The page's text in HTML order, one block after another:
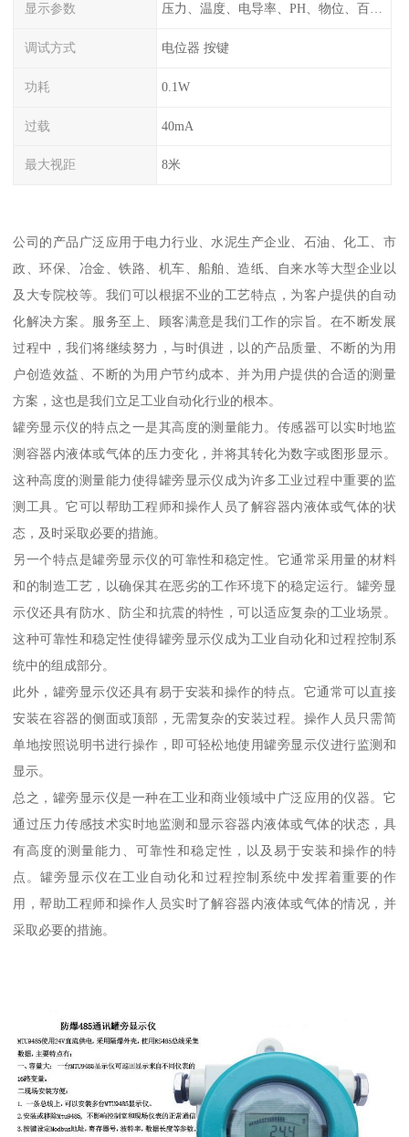
显示参数 压力、温度、电导率、PH、物位、百分比率
调试方式 电位器 按键
功耗 0.1W
过载 40mA
最大视距 8米
公司的产品广泛应用于电力行业、水泥生产企业、石油、化工、市
政、环保、冶金、铁路、机车、船舶、造纸、自来水等大型企业以
及大专院校等。我们可以根据不业的工艺特点，为客户提供的自动
化解决方案。服务至上、顾客满意是我们工作的宗旨。在不断发展
过程中，我们将继续努力，与时俱进，以的产品质量、不断的为用
户创造效益、不断的为用户节约成本、并为用户提供的合适的测量
方案，这也是我们立足工业自动化行业的根本。
罐旁显示仪的特点之一是其高度的测量能力。传感器可以实时地监
测容器内液体或气体的压力变化，并将其转化为数字或图形显示。
这种高度的测量能力使得罐旁显示仪成为许多工业过程中重要的监
测工具。它可以帮助工程师和操作人员了解容器内液体或气体的状
态，及时采取必要的措施。
另一个特点是罐旁显示仪的可靠性和稳定性。它通常采用量的材料
和的制造工艺，以确保其在恶劣的工作环境下的稳定运行。罐旁显
示仪还具有防水、防尘和抗震的特性，可以适应复杂的工业场景。
这种可靠性和稳定性使得罐旁显示仪成为工业自动化和过程控制系
统中的组成部分。
此外，罐旁显示仪还具有易于安装和操作的特点。它通常可以直接
安装在容器的侧面或顶部，无需复杂的安装过程。操作人员只需简
单地按照说明书进行操作，即可轻松地使用罐旁显示仪进行监测和
显示。
总之，罐旁显示仪是一种在工业和商业领域中广泛应用的仪器。它
通过压力传感技术实时地监测和显示容器内液体或气体的状态，具
有高度的测量能力、可靠性和稳定性，以及易于安装和操作的特
点。罐旁显示仪在工业自动化和过程控制系统中发挥着重要的作
用，帮助工程师和操作人员实时了解容器内液体或气体的情况，并
采取必要的措施。